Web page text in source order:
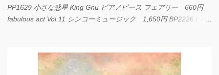
PP1629 小さな惑星 King Gnu ピアノピース フェアリー 660円
fabulous act Vol.11 シンコーミュージック 1,650円 BP2226 I